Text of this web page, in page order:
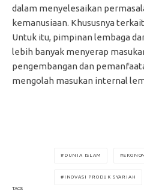
dalam menyelesaikan
kemanusiaan. Khususnya
Untuk itu, pimpinan lembaga
lebih banyak menyerap
pengembangan dan
mengolah masukan internal
TAGS
DUNIA ISLAM
INOVASI PRODUK SYARIAH